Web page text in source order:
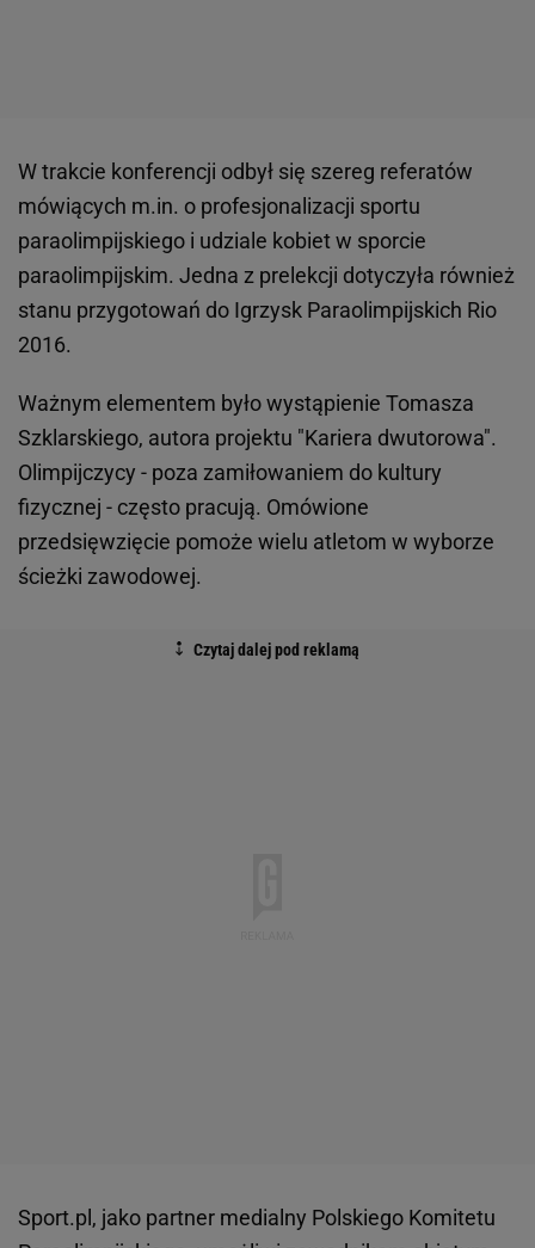
W trakcie konferencji odbył się szereg referatów
mówiących m.in. o profesjonalizacji sportu
paraolimpijskiego i udziale kobiet w sporcie
paraolimpijskim. Jedna z prelekcji dotyczyła również
stanu przygotowań do Igrzysk Paraolimpijskich Rio
2016.
Ważnym elementem było wystąpienie Tomasza
Szklarskiego, autora projektu "Kariera dwutorowa".
Olimpijczycy - poza zamiłowaniem do kultury
fizycznej - często pracują. Omówione
przedsięwzięcie pomoże wielu atletom w wyborze
ścieżki zawodowej.
Sport.pl, jako partner medialny Polskiego Komitetu